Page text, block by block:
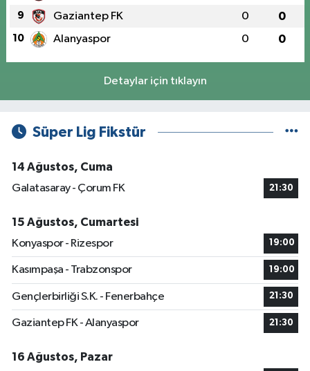
9 Gaziantep FK 0 0
10 Alanyaspor 0 0
Detaylar için tıklayın
Süper Lig Fikstür
14 Ağustos, Cuma
Galatasaray - Çorum FK
21:30
15 Ağustos, Cumartesi
Konyaspor - Rizespor
19:00
Kasımpaşa - Trabzonspor 19:00
Gençlerbirliği S.K. - Fenerbahçe 21:30
Gaziantep FK - Alanyaspor 21:30
16 Ağustos, Pazar